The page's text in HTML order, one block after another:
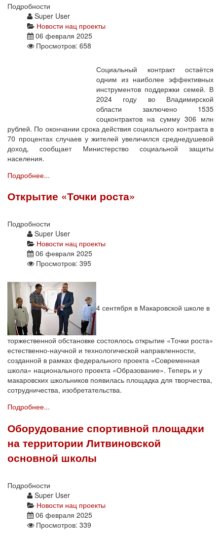
Подробности
Super User
Новости нац проекты
06 февраля 2025
Просмотров: 658
Социальный контракт остаётся
одним из наиболее эффективных
инструментов поддержки семей. В
2024 году во Владимирской
области заключено 1535
соцконтрактов на сумму 306 млн
рублей. По окончании срока действия социального контракта в
70 процентах случаев у жителей увеличился среднедушевой
доход, сообщает Министерство социальной защиты
населения.
Подробнее...
Открытие «Точки роста»
Подробности
Super User
Новости нац проекты
06 февраля 2025
Просмотров: 395
4 сентября в Макаровской школе в
торжественной обстановке состоялось открытие «Точки роста»
естественно-научной и технологической направленности,
созданной в рамках федерального проекта «Современная
школа» национального проекта «Образование». Теперь и у
макаровских школьников появилась площадка для творчества,
сотрудничества, изобретательства.
Подробнее...
Оборудование спортивной площадки
на территории Литвиновской
основной школы
Подробности
Super User
Новости нац проекты
06 февраля 2025
Просмотров: 339